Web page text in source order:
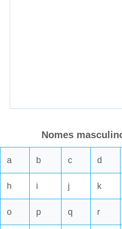
Nomes
a b c d
h i j k
o p q r